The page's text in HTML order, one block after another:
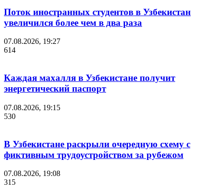
Поток иностранных студентов в Узбекистан
увеличился более чем в два раза
07.08.2026, 19:27
614
Каждая махалля в Узбекистане получит
энергетический паспорт
07.08.2026, 19:15
530
В Узбекистане раскрыли очередную схему с
фиктивным трудоустройством за рубежом
07.08.2026, 19:08
315